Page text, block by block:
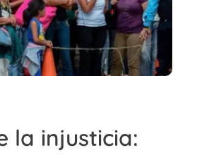
la injusticia: